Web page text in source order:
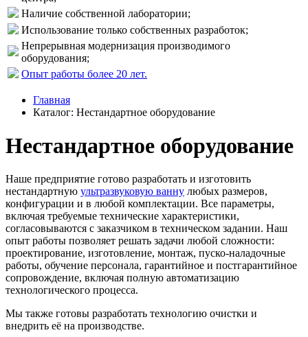
Наличие собственной лаборатории;
Использование только собственных разработок;
Непрерывная модернизация производимого
оборудования;
Опыт работы более 20 лет.
Главная
Каталог: Нестандартное оборудование
Нестандартное оборудование
Наше предприятие готово разработать и изготовить
нестандартную ультразвуковую ванну любых размеров,
конфигурации и в любой комплектации. Все параметры,
включая требуемые технические характеристики,
согласовываются с заказчиком в техническом задании. Наш
опыт работы позволяет решать задачи любой сложности:
проектирование, изготовление, монтаж, пуско-наладочные
работы, обучение персонала, гарантийное и постгарантийное
сопровождение, включая полную автоматизацию
технологического процесса.
Мы также готовы разработать технологию очистки и
внедрить её на производстве.